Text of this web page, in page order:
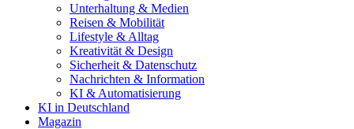
Unterhaltung & Medien
Reisen & Mobilität
Lifestyle & Alltag
Kreativität & Design
Sicherheit & Datenschutz
Nachrichten & Information
KI & Automatisierung
KI in Deutschland
Magazin